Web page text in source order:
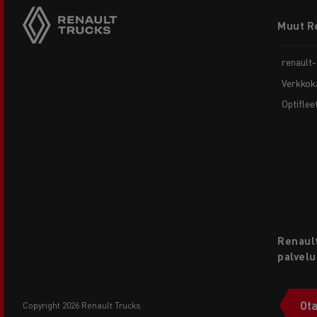
copyright 2026 Renault Trucks
menuMuut